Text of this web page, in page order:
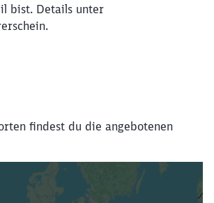
bist. Details unter
findest du die angebotenen